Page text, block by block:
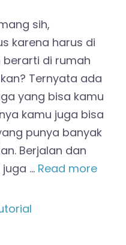
sih,
karena harus di
berarti di rumah
Ternyata ada
yang bisa kamu
kamu juga bisa
punya banyak
Berjalan dan
… Read more